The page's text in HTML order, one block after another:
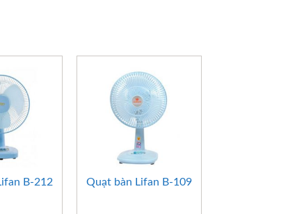
B-212 Quạt bàn Lifan B-109